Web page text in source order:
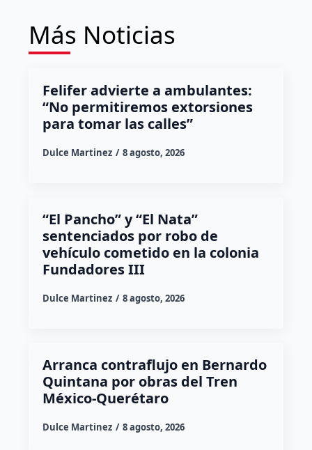
Más Noticias
Felifer advierte a ambulantes:
“No permitiremos extorsiones
para tomar las calles”
Dulce Martinez 8 agosto, 2026
“El Pancho” y “El Nata”
sentenciados por robo de
vehículo cometido en la colonia
Fundadores III
Dulce Martinez 8 agosto, 2026
Arranca contraflujo en Bernardo
Quintana por obras del Tren
México-Querétaro
Dulce Martinez 8 agosto, 2026